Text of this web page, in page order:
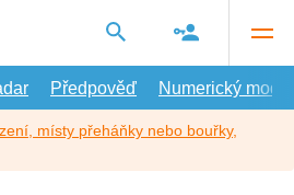
Předpověď Numerický model
místy přeháňky nebo bouřky,